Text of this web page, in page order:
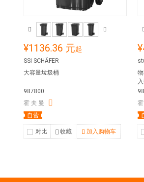
¥1136.36 元起
SSI SCHÄFER
大容量垃圾桶
987800
霍 夫 曼
自营
对比 收藏 加入购物车